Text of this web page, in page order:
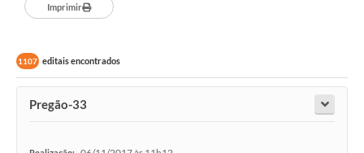
Perguntas Frequentes
Contato
Imprimir
1107 editais encontrados
Pregão-33